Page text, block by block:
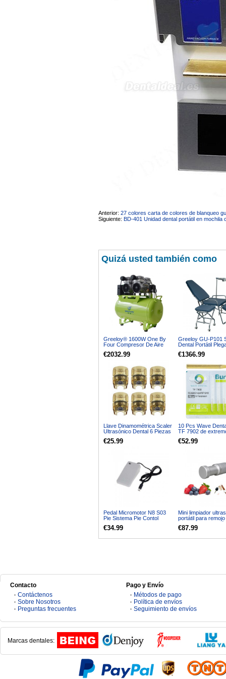
Anterior: 27 colores carta de colores de blanqueo
Siguiente: BD-401 Unidad dental portátil en
Quizá usted también como
Greeloy® 1600W One By
Four Compresor De Aire
€2032.99
Greeloy GU-P101
Dental Portátil
Plegables para
€1366.99
Llave Dinamométrica Scaler
Ultrasónico Dental 6 Piezas
Woodpecker
€25.99
10 Pcs Wave
TF 7902 de
carburo de 12
€52.99
Pedal Micromotor N8 S03
Pie Sistema Pie Contol
€34.99
Mini limpiador
portátil para
oficina familiar
vasos frutas
€87.99
Contacto
Contáctenos
Sobre Nosotros
Preguntas frecuentes
Pago y Envío
Métodos de pago
Política de envíos
Seguimiento de envíos
Marcas dentales: